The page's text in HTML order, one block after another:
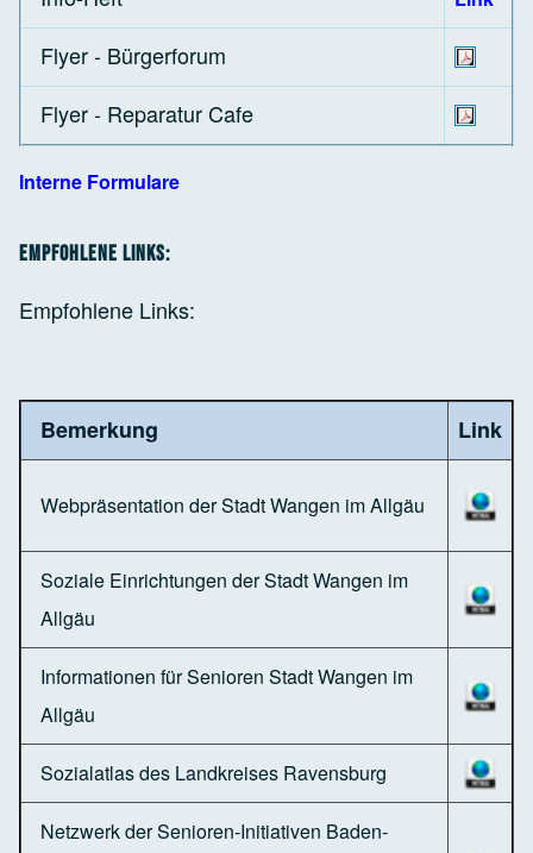
Flyer - Bürgerforum
Flyer - Reparatur Cafe
Interne Formulare
Empfohlene Links:
Empfohlene Links:
Bemerkung Link
Webpräsentation der Stadt Wangen im Allgäu
Soziale Einrichtungen der Stadt Wangen im
Allgäu
Informationen für Senioren Stadt Wangen im
Allgäu
Sozialatlas des Landkreises Ravensburg
Netzwerk der Senioren-Initiativen Baden-